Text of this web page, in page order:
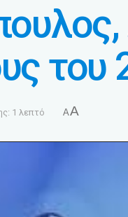
του
1 λεπτό AA